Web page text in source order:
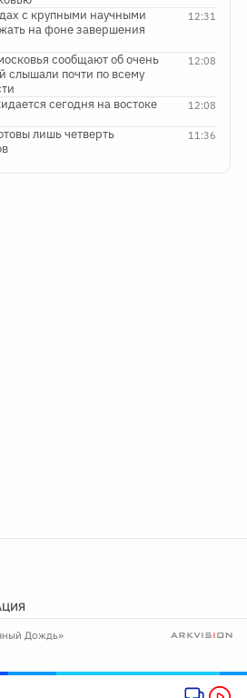
12:31
с крупными научными
на фоне завершения
12:08
сообщают об очень
слышали почти по всему
12:08
сегодня на востоке
11:36
лишь четверть
Дождь»